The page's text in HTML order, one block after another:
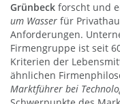
Grünbeck forscht und
um Wasser für
Anforderungen.
Firmengruppe ist seit
Kriterien der
ähnlichen
Marktführer bei